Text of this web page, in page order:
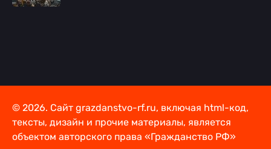
© 2026. Сайт grazdanstvo-rf.ru, включая html-код,
тексты, дизайн и прочие материалы, является
объектом авторского права «Гражданство РФ»